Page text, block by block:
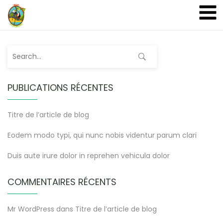
PUBLICATIONS RÉCENTES
Titre de l’article de blog
Eodem modo typi, qui nunc nobis videntur parum clari
Duis aute irure dolor in reprehen vehicula dolor
COMMENTAIRES RÉCENTS
Mr WordPress dans Titre de l’article de blog